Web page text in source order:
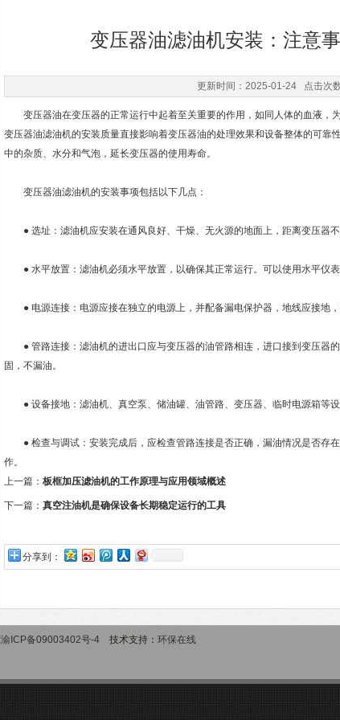
变压器油滤油机安装：注意
更新时间：2025-01-24 点击次
变压器油在变压器的正常运行中起着至关重要的作用，如同人体的血液，
变压器油滤油机的安装质量直接影响着变压器油的处理效果和设备整体的可靠
中的杂质、水分和气泡，延长变压器的使用寿命。
变压器油滤油机的安装事项包括以下几点：
● 选址：滤油机应安装在通风良好、干燥、无火源的地面上，距离变压器不
● 水平放置：滤油机必须水平放置，以确保其正常运行。可以使用水平仪表
● 电源连接：电源应接在独立的电源上，并配备漏电保护器，地线应接地，
● 管路连接：滤油机的进出口应与变压器的油管路相连，进口接到变压器
固，不漏油。
● 设备接地：滤油机、真空泵、储油罐、油管路、变压器、临时电源箱等设
● 检查与调试：安装完成后，应检查管路连接是否正确，漏油情况是否存
作。
上一篇： 板框加压滤油机的工作原理与应用领域概述
下一篇： 真空注油机是确保设备长期稳定运行的工具
分享到：
渝ICP备09003402号-4 技术支持： 环保在线